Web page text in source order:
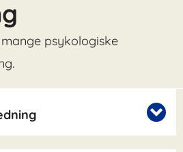
psykologiske